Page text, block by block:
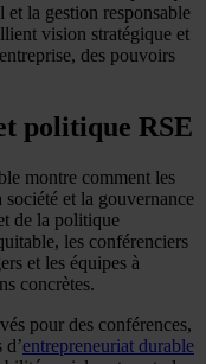
la gestion responsable
vision stratégique et
des pouvoirs
politique RSE
montre comment les
et la gouvernance
de la politique
les conférenciers
et les équipes à
concrètes.
pour des conférences,
entrepreneuriat durable